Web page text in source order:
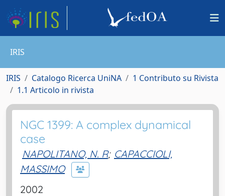
IRIS
IRIS Catalogo Ricerca UniNA
1 Contributo su Rivista
1.1 Articolo in rivista
NGC 1399: A complex dynamical
case
NAPOLITANO, N. R; CAPACCIOLI,
MASSIMO
2002